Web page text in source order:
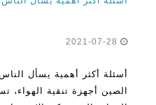
أسئلة أكثر أهمية يسأل
الصين أجهزة تنقية الهواء،